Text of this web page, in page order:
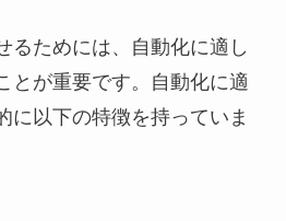
るためには、自動化に適し
とが重要です。自動化に適
に以下の特徴を持っていま